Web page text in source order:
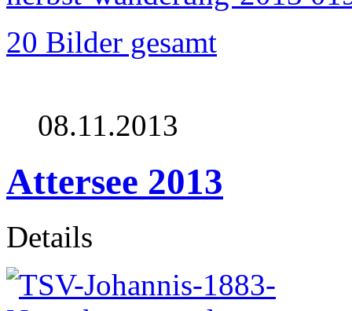
20 Bilder gesamt
08.11.2013
Attersee 2013
Details